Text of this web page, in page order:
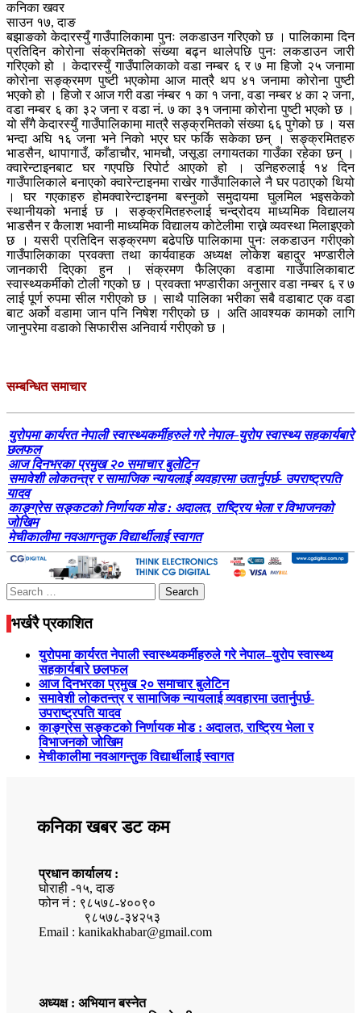
कनिका खवर
साउन १७, दाङ
बझाङको केदारस्युँ गाउँपालिकामा पुनः लकडाउन गरिएको छ । पालिकामा दिन
प्रतिदिन कोरोना संक्रमितको संख्या बढ्न थालेपछि पुनः लकडाउन जारी
गरिएको हो । केदारस्युँ गाउँपालिकाको वडा नम्बर ६ र ७ मा हिजो २५ जनामा
कोरोना सङ्क्रमण पुष्टी भएकोमा आज मात्रै थप ४१ जनामा कोरोना पुष्टी
भएको हो । हिजो र आज गरी वडा नंम्बर १ का १ जना, वडा नम्बर ४ का २ जना,
वडा नम्बर ६ का ३२ जना र वडा नं. ७ का ३१ जनामा कोरोना पुष्टी भएको छ ।
यो सँगै केदारस्युँ गाउँपालिकामा मात्रै सङ्क्रमितको संख्या ६६ पुगेको छ । यस
भन्दा अघि १६ जना भने निको भएर घर फर्कि सकेका छन् । सङ्क्रमितहरु
भाडसैन, थापागाउँ, काँडाचौर, भामचौ, जसूडा लगायतका गाउँका रहेका छन् ।
क्वारेन्टाइनबाट घर गएपछि रिपोर्ट आएको हो । उनिहरुलाई १४ दिन
गाउँपालिकाले बनाएको क्वारेन्टाइनमा राखेर गाउँपालिकाले नै घर पठाएको थियो
। घर गएकाहरु होमक्वारेन्टाइनमा बस्नुको समुदायमा घुलमिल भइसकेको
स्थानीयको भनाई छ । सङ्क्रमितहरुलाई चन्द्रोदय माध्यमिक विद्यालय
भाडसैन र कैलाश भवानी माध्यमिक विद्यालय कोटेलीमा राख्ने व्यवस्था मिलाइएको
छ । यसरी प्रतिदिन सङ्क्रमण बढेपछि पालिकामा पुनः लकडाउन गरीएको
गाउँपालिकाका प्रवक्ता तथा कार्यवाहक अध्यक्ष लोकेश बहादुर भण्डारीले
जानकारी दिएका हुन । संक्रमण फैलिएका वडामा गाउँपालिकाबाट
स्वास्थ्यकर्मीको टोली गएको छ । प्रवक्ता भण्डारीका अनुसार वडा नम्बर ६ र ७
लाई पूर्ण रुपमा सील गरीएको छ । साथै पालिका भरीका सबै वडाबाट एक वडा
बाट अर्को वडामा जान पनि निषेश गरीएको छ । अति आवश्यक कामको लागि
जानुपरेमा वडाको सिफारीस अनिवार्य गरीएको छ ।
सम्बन्धित समाचार
युरोपमा कार्यरत नेपाली स्वास्थ्यकर्मीहरुले गरे नेपाल–युरोप स्वास्थ्य सहकार्यबारे
छलफल
आज दिनभरका प्रमुख २० समाचार बुलेटिन
समावेशी लोकतन्त्र र सामाजिक न्यायलाई व्यवहारमा उतार्नुपर्छ- उपराष्ट्रपति
यादव
काङ्ग्रेस सङ्कटको निर्णायक मोड : अदालत, राष्ट्रिय भेला र विभाजनको
जोखिम
मेचीकालीमा नवआगन्तुक विद्यार्थीलाई स्वागत
Search
for:
भर्खरै प्रकाशित
युरोपमा कार्यरत नेपाली स्वास्थ्यकर्मीहरुले गरे नेपाल–युरोप स्वास्थ्य
सहकार्यबारे छलफल
आज दिनभरका प्रमुख २० समाचार बुलेटिन
समावेशी लोकतन्त्र र सामाजिक न्यायलाई व्यवहारमा उतार्नुपर्छ-
उपराष्ट्रपति यादव
काङ्ग्रेस सङ्कटको निर्णायक मोड : अदालत, राष्ट्रिय भेला र
विभाजनको जोखिम
मेचीकालीमा नवआगन्तुक विद्यार्थीलाई स्वागत
कनिका खबर डट कम
प्रधान कार्यालय :
घोराही -१५, दाङ
फोन नं : ९८५७८-४००९०
९८५७८-३४२५३
Email : kanikakhabar@gmail.com
अध्यक्ष : अभियान बस्नेत